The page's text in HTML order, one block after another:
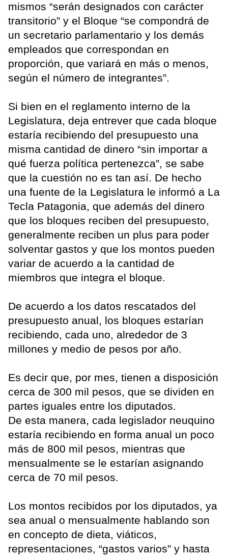
mismos “serán designados con carácter
transitorio” y el Bloque “se compondrá de
un secretario parlamentario y los demás
empleados que correspondan en
proporción, que variará en más o menos,
según el número de integrantes”.
Si bien en el reglamento interno de la
Legislatura, deja entrever que cada bloque
estaría recibiendo del presupuesto una
misma cantidad de dinero “sin importar a
qué fuerza política pertenezca”, se sabe
que la cuestión no es tan así. De hecho
una fuente de la Legislatura le informó a La
Tecla Patagonia, que además del dinero
que los bloques reciben del presupuesto,
generalmente reciben un plus para poder
solventar gastos y que los montos pueden
variar de acuerdo a la cantidad de
miembros que integra el bloque.
De acuerdo a los datos rescatados del
presupuesto anual, los bloques estarían
recibiendo, cada uno, alrededor de 3
millones y medio de pesos por año.
Es decir que, por mes, tienen a disposición
cerca de 300 mil pesos, que se dividen en
partes iguales entre los diputados.
De esta manera, cada legislador neuquino
estaría recibiendo en forma anual un poco
más de 800 mil pesos, mientras que
mensualmente se le estarían asignando
cerca de 70 mil pesos.
Los montos recibidos por los diputados, ya
sea anual o mensualmente hablando son
en concepto de dieta, viáticos,
representaciones, “gastos varios” y hasta